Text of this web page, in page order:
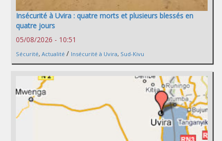
Insécurité à Uvira : quatre morts et plusieurs blessés en
quatre jours
05/08/2026 - 10:51
Sécurité, Actualité / Insécurité à Uvira, Sud-Kivu